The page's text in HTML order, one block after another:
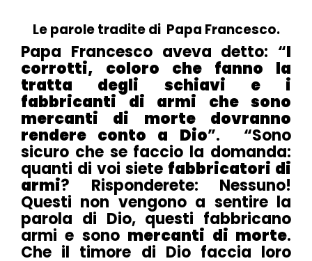
Le parole tradite di Papa Francesco.
Papa Francesco aveva detto: “I
corrotti, coloro che fanno la
tratta degli schiavi e i
fabbricanti di armi che sono
mercanti di morte dovranno
rendere conto a Dio”. “Sono
sicuro che se faccio la domanda:
quanti di voi siete fabbricatori di
armi? Risponderete: Nessuno!
Questi non vengono a sentire la
parola di Dio, questi fabbricano
armi e sono mercanti di morte.
Che il timore di Dio faccia loro